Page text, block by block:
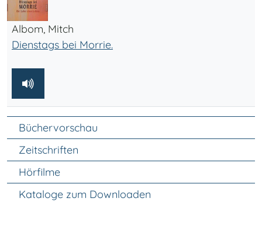
Albom, Mitch
Dienstags bei Morrie.
Unter Navigation
Büchervorschau
Zeitschriften
Hörfilme
Kataloge zum Downloaden